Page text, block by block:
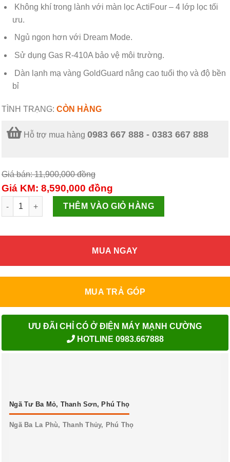
Không khí trong lành với màn lọc ActiFour – 4 lớp lọc tối
ưu.
Ngủ ngon hơn với Dream Mode.
Sử dụng Gas R-410A bảo vệ môi trường.
Dàn lạnh mạ vàng GoldGuard nâng cao tuổi thọ và độ bền
bỉ
TÌNH TRẠNG: CÒN HÀNG
Hỗ trợ mua hàng 0983 667 888 - 0383 667 888
Giá bán: 11,900,000đồng
Giá KM: 8,590,000 đồng
Điều hoà Beko Inverter 1 HP RSVC10BV số lượng
THÊM VÀO GIỎ HÀNG
MUA NGAY
MUA TRẢ GÓP
ƯU ĐÃI CHỈ CÓ Ở ĐIỆN MÁY MẠNH CƯỜNG
HOTLINE 0983.667888
Ngã Tư Ba Mỏ, Thanh Sơn, Phú Thọ
Ngã Ba La Phù, Thanh Thủy, Phú Thọ